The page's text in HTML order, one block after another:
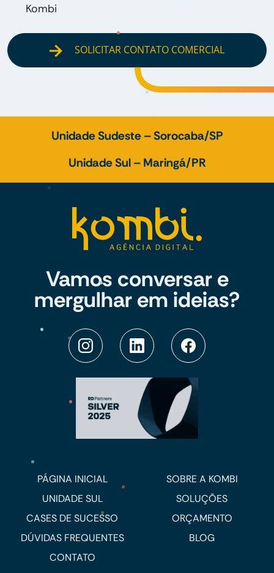
Kombi
SOLICITAR CONTATO COMERCIAL
Unidade Sudeste – Sorocaba/SP
Unidade Sul – Maringá/PR
Vamos conversar e
mergulhar em ideias?
PÁGINA INICIAL
SOBRE A KOMBI
UNIDADE SUL
SOLUÇÕES
CASES DE SUCESSO
ORÇAMENTO
DÚVIDAS FREQUENTES
BLOG
CONTATO